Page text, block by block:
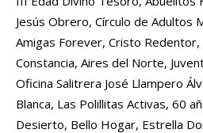
Jesús Obrero, Círculo de Adultos
Amigas Forever, Cristo Redentor,
Constancia, Aires del Norte,
Oficina Salitrera José Llampero
Blanca, Las Polillitas Activas, 60
Desierto, Bello Hogar, Estrella